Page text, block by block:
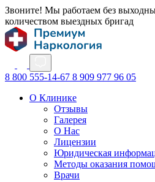
Звоните! Мы работаем без
количеством выездных бригад
8 800 555-14-67 8 909 977 96 05
О Клинике
Отзывы
Галерея
О Нас
Лицензии
Юридическая
Методы оказания
Врачи